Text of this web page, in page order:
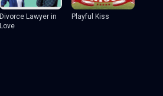
Divorce Lawyer in
Love
Playful Kiss